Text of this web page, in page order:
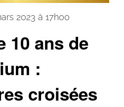
10 ans de
:
croisées
2023 à 17h00
Alpilium